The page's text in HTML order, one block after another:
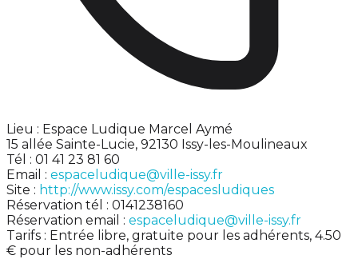
Lieu : Espace Ludique Marcel Aymé
15 allée Sainte-Lucie, 92130 Issy-les-Moulineaux
Tél : 01 41 23 81 60
Email : espaceludique@ville-issy.fr
Site : http://www.issy.com/espacesludiques
Réservation tél : 0141238160
Réservation email : espaceludique@ville-issy.fr
Tarifs : Entrée libre, gratuite pour les adhérents, 4.50
€ pour les non-adhérents